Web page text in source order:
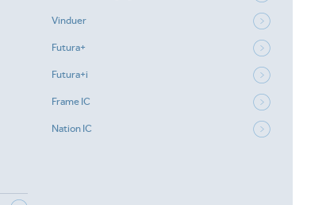
Vinduer
Futura+
Futura+i
Frame IC
Nation IC